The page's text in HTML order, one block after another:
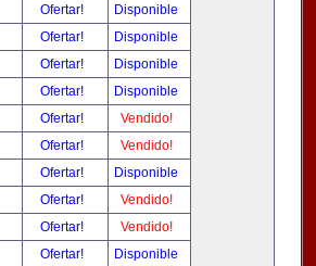
Ofertar!
Disponible
Ofertar!
Disponible
Ofertar!
Disponible
Ofertar!
Disponible
Ofertar!
Vendido!
Ofertar!
Vendido!
Ofertar!
Disponible
Ofertar!
Vendido!
Ofertar!
Vendido!
Ofertar! Disponible